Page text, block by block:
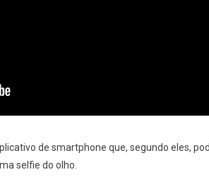
Seu
Olho
de smartphone que, segundo eles,
selfie do olho.